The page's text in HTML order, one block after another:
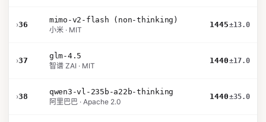
›36
mimo-v2-flash (non-thinking)
小米 · MIT
1445±13.0
›37
glm-4.5
智谱 ZAI · MIT
1440±17.0
›38
qwen3-vl-235b-a22b-thinking
阿里巴巴 · Apache 2.0
1440±35.0